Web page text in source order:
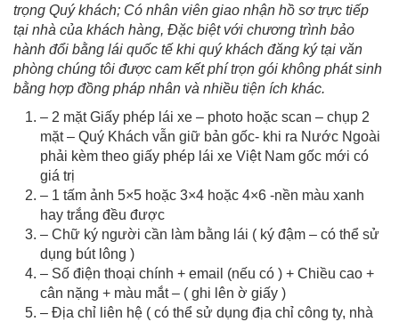
trọng Quý khách; Có nhân viên giao nhận hồ sơ trực tiếp
tại nhà của khách hàng, Đặc biệt với chương trình bảo
hành đổi bằng lái quốc tế khi quý khách đăng ký tại văn
phòng chúng tôi được cam kết phí trọn gói không phát sinh
bằng hợp đồng pháp nhân và nhiều tiện ích khác.
– 2 mặt Giấy phép lái xe – photo hoặc scan – chụp 2
mặt – Quý Khách vẫn giữ bản gốc- khi ra Nước Ngoài
phải kèm theo giấy phép lái xe Việt Nam gốc mới có
giá trị
– 1 tấm ảnh 5×5 hoặc 3×4 hoặc 4×6 -nền màu xanh
hay trắng đều được
– Chữ ký người cần làm bằng lái ( ký đậm – có thể sử
dụng bút lông )
– Số điện thoại chính + email (nếu có ) + Chiều cao +
cân nặng + màu mắt – ( ghi lên ờ giấy )
– Địa chỉ liên hệ ( có thể sử dụng địa chỉ công ty, nhà